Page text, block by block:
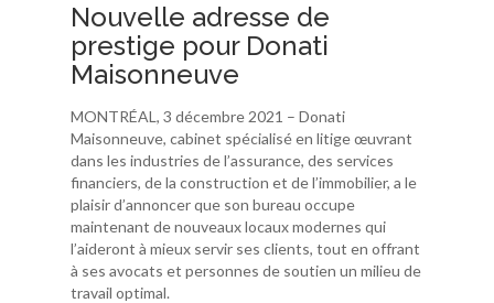
Nouvelle adresse de
prestige pour Donati
Maisonneuve
MONTRÉAL, 3 décembre 2021 – Donati
Maisonneuve, cabinet spécialisé en litige œuvrant
dans les industries de l’assurance, des services
financiers, de la construction et de l’immobilier, a le
plaisir d’annoncer que son bureau occupe
maintenant de nouveaux locaux modernes qui
l’aideront à mieux servir ses clients, tout en offrant
à ses avocats et personnes de soutien un milieu de
travail optimal.